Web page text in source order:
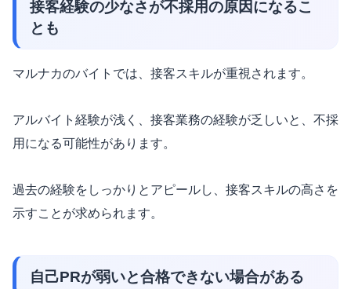
接客経験の少なさが不採用の原因になるこ
とも
マルナカのバイトでは、接客スキルが重視されます。
アルバイト経験が浅く、接客業務の経験が乏しいと、不採
用になる可能性があります。
過去の経験をしっかりとアピールし、接客スキルの高さを
示すことが求められます。
自己PRが弱いと合格できない場合がある